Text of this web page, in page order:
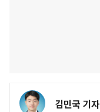
김민국 기자